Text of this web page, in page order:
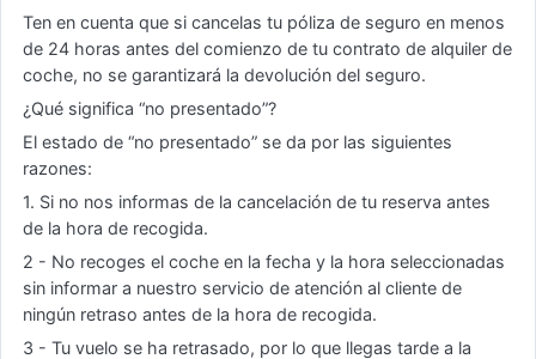
Ten en cuenta que si cancelas tu póliza de seguro en menos
de 24 horas antes del comienzo de tu contrato de alquiler de
coche, no se garantizará la devolución del seguro.
¿Qué significa “no presentado”?
El estado de “no presentado” se da por las siguientes
razones:
1. Si no nos informas de la cancelación de tu reserva antes
de la hora de recogida.
2 - No recoges el coche en la fecha y la hora seleccionadas
sin informar a nuestro servicio de atención al cliente de
ningún retraso antes de la hora de recogida.
3 - Tu vuelo se ha retrasado, por lo que llegas tarde a la